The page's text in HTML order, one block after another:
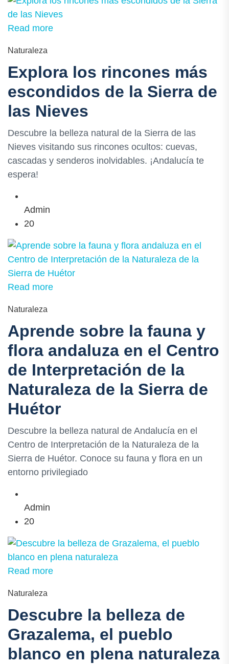
Read more
Naturaleza
Explora los rincones más
escondidos de la Sierra de
las Nieves
Descubre la belleza natural de la Sierra de las
Nieves visitando sus rincones ocultos: cuevas,
cascadas y senderos inolvidables. ¡Andalucía te
espera!
Admin
20
Read more
Naturaleza
Aprende sobre la fauna y
flora andaluza en el Centro
de Interpretación de la
Naturaleza de la Sierra de
Huétor
Descubre la belleza natural de Andalucía en el
Centro de Interpretación de la Naturaleza de la
Sierra de Huétor. Conoce su fauna y flora en un
entorno privilegiado
Admin
20
Read more
Naturaleza
Descubre la belleza de
Grazalema, el pueblo
blanco en plena naturaleza